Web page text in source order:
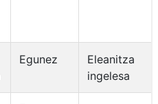
Egunez
Eleanitza
ingelesa